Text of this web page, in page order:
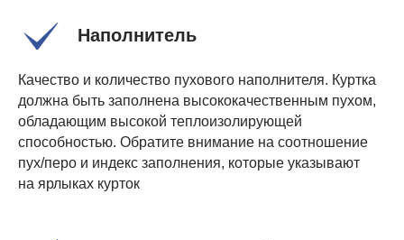
Наполнитель
Качество и количество пухового наполнителя. Куртка
должна быть заполнена высококачественным пухом,
обладающим высокой теплоизолирующей
способностью. Обратите внимание на соотношение
пух/перо и индекс заполнения, которые указывают
на ярлыках курток